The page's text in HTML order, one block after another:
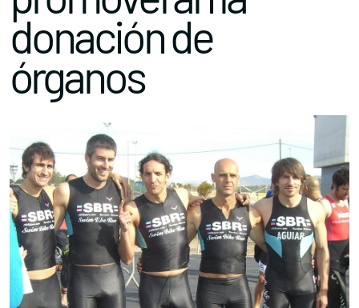
donación de
órganos